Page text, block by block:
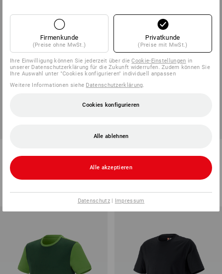
Silverfresh
(m. MwSt.) ab 10 Stück (m. MwSt.) ab 30 Stück
Firmenkunde
(Preise ohne MwSt.)
Privatkunde
(Preise mit MwSt.)
Ihre Einwilligung können Sie jederzeit über dieCookie-Einstellungen in
unserer Datenschutzerklärung für die Zukunft widerrufen. Zudem können Sie
Ihre Auswahl unter "Cookies konfigurieren" individuell anpassen
Weitere Informationen siehe Datenschutzerklärung.
Cookies konfigurieren
Alle ablehnen
Alle akzeptieren
Datenschutz| Impressum